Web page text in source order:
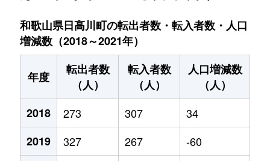
和歌山県日高川町の転出者数・転入者数・人口
増減数（2018～2021年）
年度
転出者数
（人）
転入者数
（人）
人口増減数
（人）
2018
273 307
34
2019
327 267
-60